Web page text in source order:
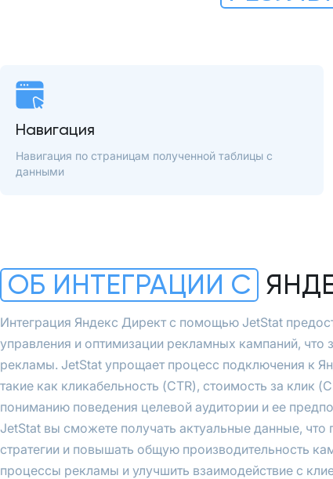
Навигация
Навигация по страницам полученной таблицы с
данными
ОБ ИНТЕГРАЦИИ С
Интеграция Яндекс Директ с помощью JetStat
управления и оптимизации рекламных кампаний, что
рекламы. JetStat упрощает процесс подключения к
такие как кликабельность (CTR), стоимость за клик
пониманию поведения целевой аудитории и ее
JetStat вы сможете получать актуальные данные,
стратегии и повышать общую производительность
процессы рекламы и улучшить взаимодействие с